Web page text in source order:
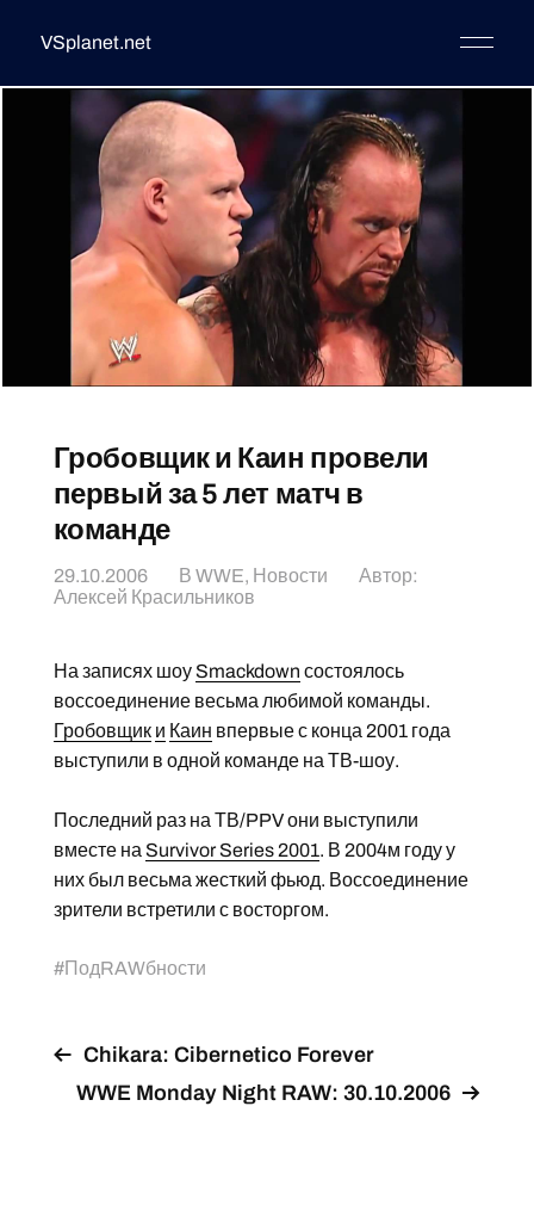
VSplanet.net
Гробовщик и Каин провели
первый за 5 лет матч в
команде
29.10.2006 В WWE, Новости
Автор:
Алексей Красильников
На записях шоу Smackdown состоялось
воссоединение весьма любимой команды.
Гробовщик и Каин впервые с конца 2001 года
выступили в одной команде на ТВ-шоу.
Последний раз на ТВ/PPV они выступили
вместе на Survivor Series 2001. В 2004м году у
них был весьма жесткий фьюд. Воссоединение
зрители встретили с восторгом.
#ПодRAWбности
Chikara: Cibernetico Forever
WWE Monday Night RAW: 30.10.2006